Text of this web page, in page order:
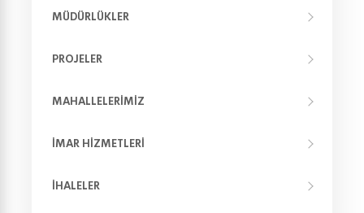
MÜDÜRLÜKLER
PROJELER
MAHALLELERIMIZ
İMAR HIZMETLERI
İHALELER